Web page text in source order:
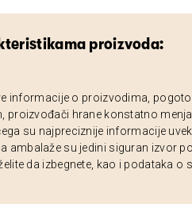
proizvoda:
informacije o proizvodima,
proizvođači hrane konstatno
su najpreciznije informacije
ambalaže su jedini siguran izvor
da izbegnete, kao i podataka o